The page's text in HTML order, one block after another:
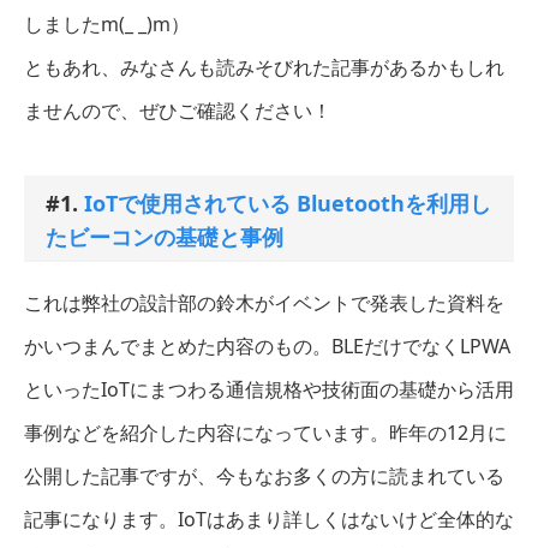
しましたm(_ _)m）
ともあれ、みなさんも読みそびれた記事があるかもしれ
ませんので、ぜひご確認ください！
#1. IoTで使用されている Bluetoothを利用し
たビーコンの基礎と事例
これは弊社の設計部の鈴木がイベントで発表した資料を
かいつまんでまとめた内容のもの。BLEだけでなくLPWA
といったIoTにまつわる通信規格や技術面の基礎から活用
事例などを紹介した内容になっています。昨年の12月に
公開した記事ですが、今もなお多くの方に読まれている
記事になります。IoTはあまり詳しくはないけど全体的な